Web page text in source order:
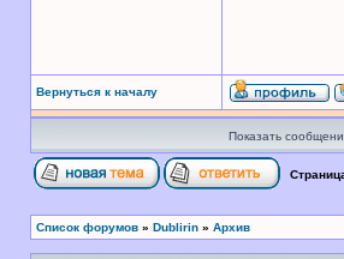
Вернуться к началу
Показать
Список форумов » Dublirin » Архив